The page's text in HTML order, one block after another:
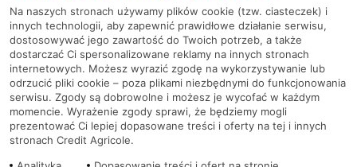
RODO
Regulamin serwisu
Mapa serwisu
PolitykaCookies
Na naszych stronach używamy plików cookie (tzw. ciasteczek) i
innych technologii, aby zapewnić prawidłowe działanie serwisu,
dostosowywać jego zawartość do Twoich potrzeb, a także
dostarczać Ci spersonalizowane reklamy na innych stronach
internetowych. Możesz wyrazić zgodę na wykorzystywanie lub
odrzucić pliki cookie – poza plikami niezbędnymi do funkcjonowania
serwisu. Zgody są dobrowolne i możesz je wycofać w każdym
momencie. Wyrażenie zgody sprawi, że będziemy mogli
prezentować Ci lepiej dopasowane treści i oferty na tej i innych
stronach Credit Agricole.